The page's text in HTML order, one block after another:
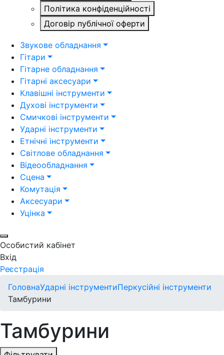
Політика конфіденційності
Договір публічної оферти
Звукове обладнання
Гітари
Гітарне обладнання
Гітарні аксесуари
Клавішні інструменти
Духові інструменти
Смичкові інструменти
Ударні інструменти
Етнічні інструменти
Світлове обладнання
Відеообладнання
Сцена
Комутація
Аксесуари
Уцінка
Особистий кабінет
Вхід
Реєстрація
ГоловнаУдарні інструментиПеркусійні інструменти
Тамбурини
Тамбурини